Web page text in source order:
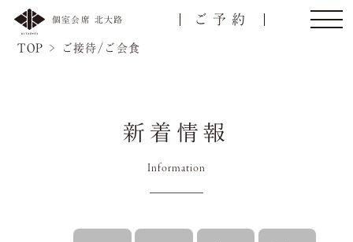
個室会席 北大路 ご予約
TOP > ご接待/ご会食
新着情報
Information